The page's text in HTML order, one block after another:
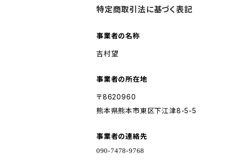
特定商取引法に基づく表記
事業者の名称
吉村望
事業者の所在地
〒8620960
熊本県熊本市東区下江津8-5-5
事業者の連絡先